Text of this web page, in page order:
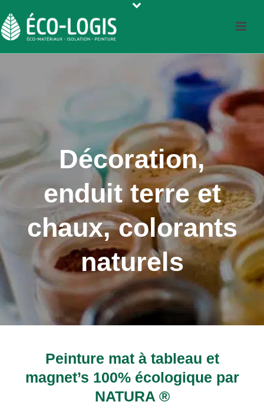
Décoration,
enduit terre et
chaux, colorants
naturels
Peinture mat à tableau et
magnet’s 100% écologique par
NATURA ®